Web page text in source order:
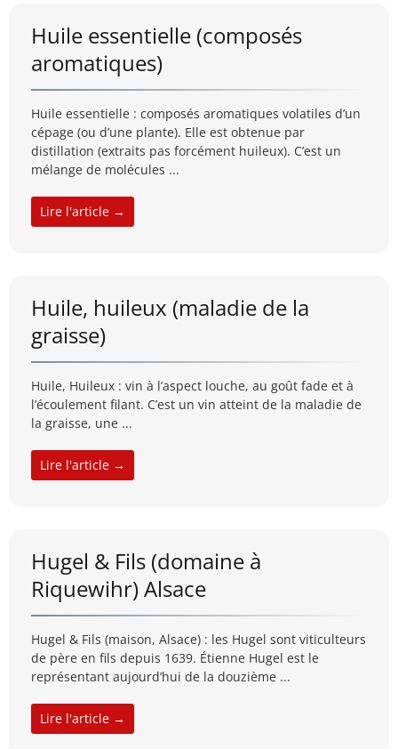
Huile essentielle (composés
aromatiques)
Huile essentielle : composés aromatiques volatiles d’un
cépage (ou d’une plante). Elle est obtenue par
distillation (extraits pas forcément huileux). C’est un
mélange de molécules ...
Lire l'article →
Huile, huileux (maladie de la
graisse)
Huile, Huileux : vin à l’aspect louche, au goût fade et à
l’écoulement filant. C’est un vin atteint de la maladie de
la graisse, une ...
Lire l'article →
Hugel & Fils (domaine à
Riquewihr) Alsace
Hugel & Fils (maison, Alsace) : les Hugel sont viticulteurs
de père en fils depuis 1639. Étienne Hugel est le
représentant aujourd’hui de la douzième ...
Lire l'article →